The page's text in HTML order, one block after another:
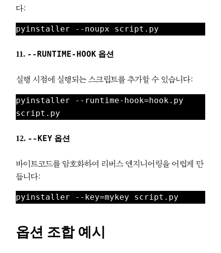
다:
pyinstaller --noupx script.py
11. --RUNTIME-HOOK 옵션
실행 시점에 실행되는 스크립트를 추가할 수 있습니다:
pyinstaller --runtime-hook=hook.py
script.py
12. --KEY 옵션
바이트코드를 암호화하여 리버스 엔지니어링을 어렵게 만
듭니다:
pyinstaller --key=mykey script.py
옵션 조합 예시